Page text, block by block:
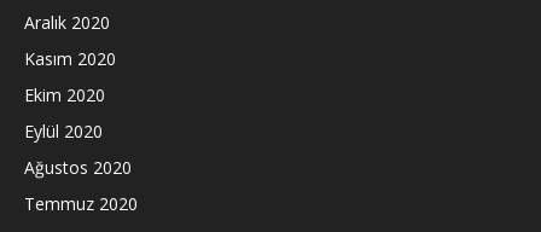
Aralık 2020
Kasım 2020
Ekim 2020
Eylül 2020
Ağustos 2020
Temmuz 2020